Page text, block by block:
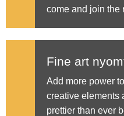
come and join the
Fine art
Add more power
creative elements
prettier than ever